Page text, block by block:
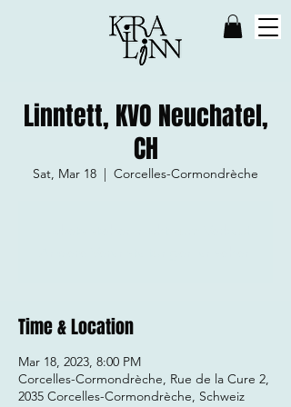
Linntett, KVO Neuchatel,
CH
Sat, Mar 18
  |
Corcelles-Cormondrèche
Time & Location
Mar 18, 2023, 8:00 PM
Corcelles-Cormondrèche, Rue de la Cure 2,
2035 Corcelles-Cormondrèche, Schweiz